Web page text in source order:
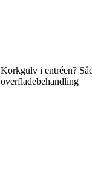
Korkgulv i entréen?
overfladebehandling